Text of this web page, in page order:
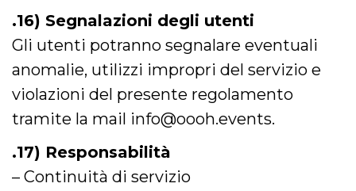
.16) Segnalazioni degli utenti
Gli utenti potranno segnalare eventuali
anomalie, utilizzi impropri del servizio e
violazioni del presente regolamento
tramite la mail info@oooh.events.
.17) Responsabilità
– Continuità di servizio